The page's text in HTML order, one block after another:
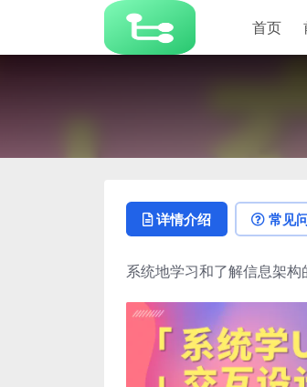
首页
详情介绍 常见
系统地学习和了解信息架